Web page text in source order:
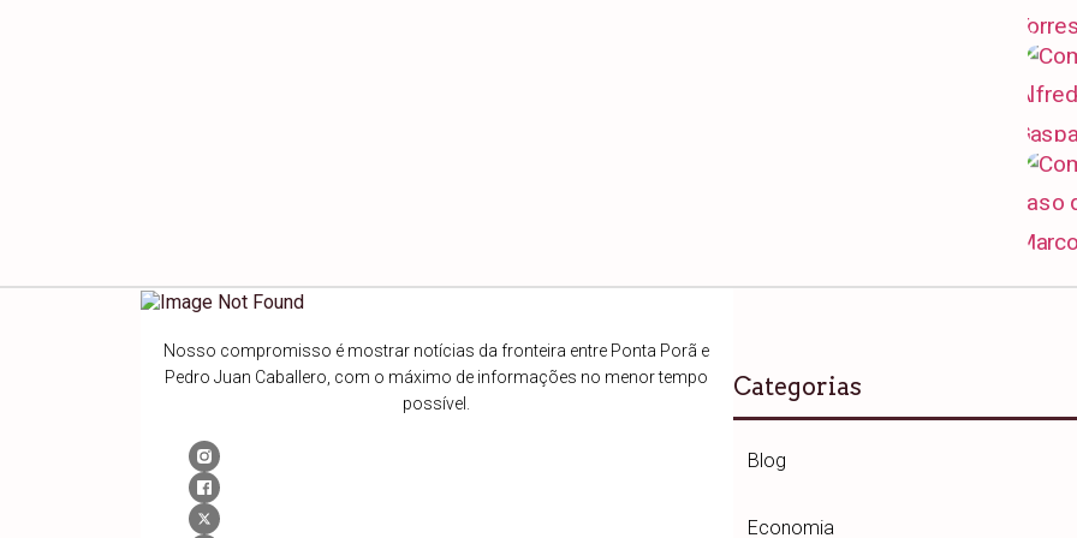
Nosso compromisso é mostrar notícias da fronteira entre Ponta Porã e
Pedro Juan Caballero, com o máximo de informações no menor tempo
possível.
Categorias
Blog
Economia